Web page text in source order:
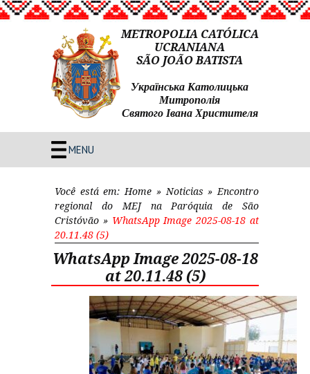
METROPOLIA CATÓLICA
UCRANIANA
SÃO JOÃO BATISTA
Українська Католицька
Митрополія
Святого Івана Христителя
MENU
Você está em: Home » Noticias » Encontro
regional do MEJ na Paróquia de São
Cristóvão » WhatsApp Image 2025-08-18 at
20.11.48 (5)
WhatsApp Image 2025-08-18
at 20.11.48 (5)